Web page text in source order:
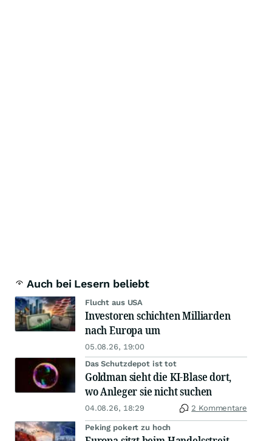
Auch bei Lesern beliebt
Flucht aus USA
Investoren schichten Milliarden
nach Europa um
05.08.26, 19:00
Das Schutzdepot ist tot
Goldman sieht die KI-Blase dort,
wo Anleger sie nicht suchen
04.08.26, 18:29 2 Kommentare
Peking pokert zu hoch